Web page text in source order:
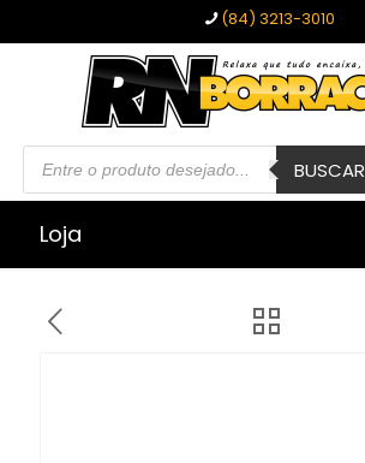
(84) 3213-3010
Pesquisar
produtos BUSCAR
Loja